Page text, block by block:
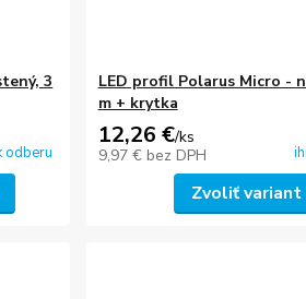
3
odberu
LED profil Polarus Micro -
m + krytka
12,26 €/ks
9,97 € bez DPH
Zvoliť variant